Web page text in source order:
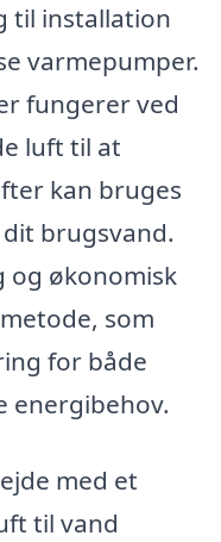
til installation
varmepumper.
fungerer ved
luft til at
kan bruges
brugsvand.
og økonomisk
som
for både
energibehov.
med et
til vand